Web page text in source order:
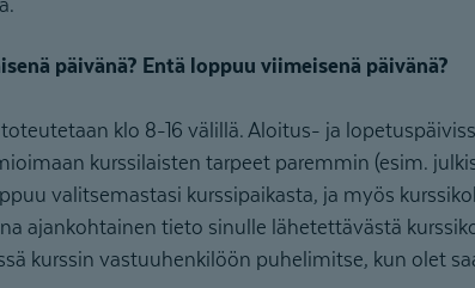
päivänä? Entä loppuu viimeisenä päivänä?
klo 8-16 välillä. Aloitus- ja
kurssilaisten tarpeet paremmin (esim.
valitsemastasi kurssipaikasta, ja myös
ajankohtainen tieto sinulle lähetettävästä
kurssin vastuuhenkilöön puhelimitse, kun olet